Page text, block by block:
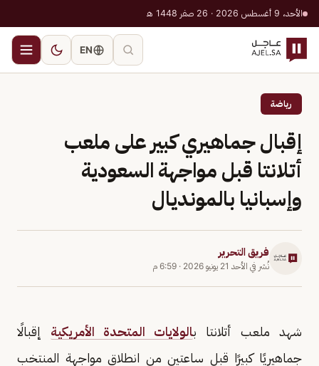
الأحد، 9 أغسطس 2026 · 26 صفر 1448 هـ
EN
رياضة
إقبال جماهيري كبير على ملعب
أتلانتا قبل مواجهة السعودية
وإسبانيا بالمونديال
فريق التحرير
نُشر في الأحد 21 يونيو 2026 · 6:59 م
شهد ملعب أتلانتا بالولايات المتحدة الأمريكية إقبالًا
جماهيريًا كبيرًا قبل ساعتين من انطلاق مواجهة المنتخب